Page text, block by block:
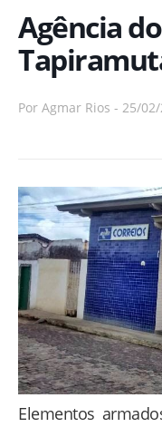
Agência
Por Agmar Rios - 25/
Elementos